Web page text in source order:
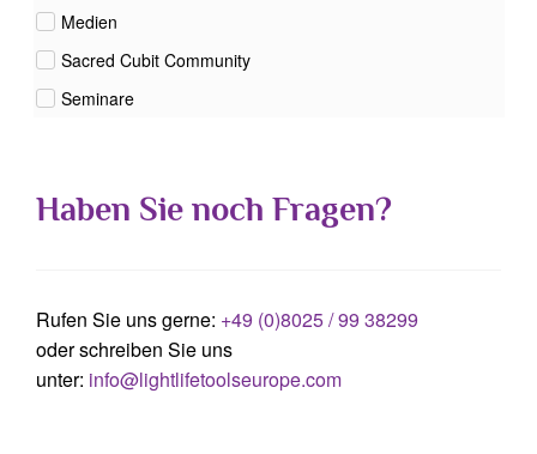
Medien
Sacred Cubit Community
Seminare
Haben Sie noch Fragen?
Rufen Sie uns gerne: +49 (0)8025 / 99 38299
oder schreiben Sie uns
unter: info@lightlifetoolseurope.com